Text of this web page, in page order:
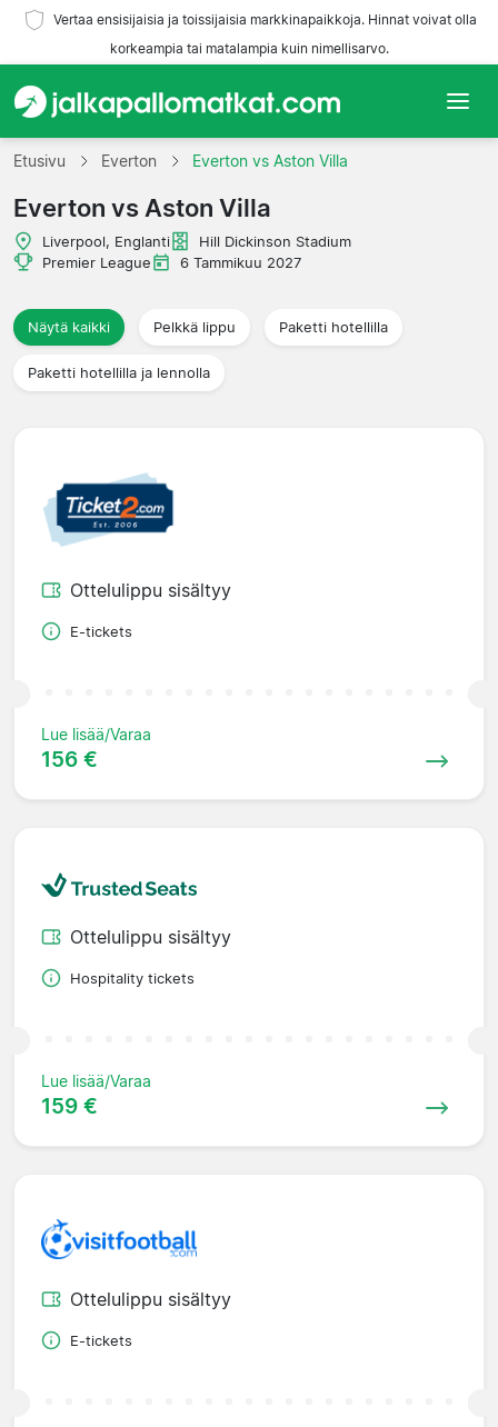
Vertaa ensisijaisia ja toissijaisia markkinapaikkoja. Hinnat voivat olla
korkeampia tai matalampia kuin nimellisarvo.
Etusivu
Joukkueet
Liigat
Matkatoimistoja
Etusivu Everton Everton vs Aston Villa
Everton vs Aston Villa
Liverpool, Englanti
Hill Dickinson Stadium
Premier League
6 Tammikuu 2027
Näytä kaikki Pelkkä lippu Paketti hotellilla
Paketti hotellilla ja lennolla
Ottelulippu sisältyy
E-tickets
Lue lisää/Varaa
156 €
Ottelulippu sisältyy
Hospitality tickets
Lue lisää/Varaa
159 €
Ottelulippu sisältyy
E-tickets